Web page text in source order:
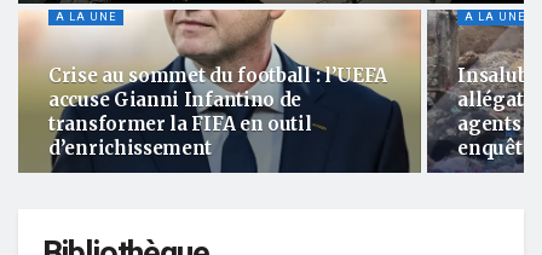
A LA UNE
Crise au sommet du football : l’UEFA
accuse Gianni Infantino de
transformer la FIFA en outil
d’enrichissement
A LA UNE
agents
enquête